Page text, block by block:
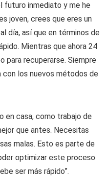
futuro inmediato y me he
joven, crees que eres un
día, así que en términos de
Mientras que ahora 24
para recuperarse. Siempre
los nuevos métodos de
en casa, como trabajo de
que antes. Necesitas
malas. Esto es parte de
optimizar este proceso
ser más rápido”.